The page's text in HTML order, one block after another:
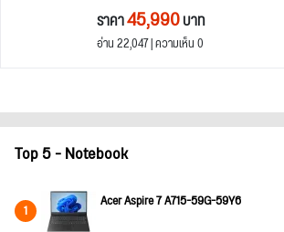
ราคา45,990บาท
อ่าน 22,047 | ความเห็น 0
Top 5 - Notebook
1 Acer Aspire 7 A715-59G-59Y6